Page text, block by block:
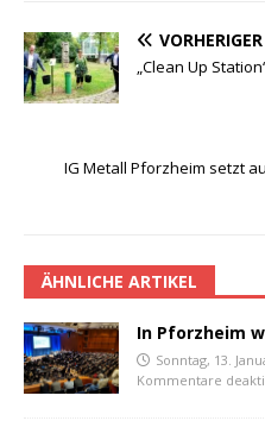
VORHERIGER
„Clean Up
IG Metall Pforzheim setzt
ÄHNLICHE ARTIKEL
In Pforzheim
Sonntag, 13.
Kommentare